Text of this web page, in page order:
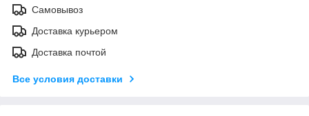
Самовывоз
Доставка курьером
Доставка почтой
Все условия доставки